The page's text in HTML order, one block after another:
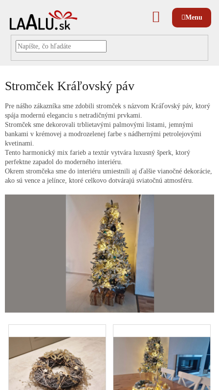
NÁKUPNÝ
KOŠÍK
Stromček Kráľovský páv
Pre nášho zákazníka sme zdobili stromček s názvom Kráľovský páv, ktorý
spája modernú eleganciu s netradičnými prvkami.
Stromček sme dekorovali trblietavými palmovými listami, jemnými
bankami v krémovej a modrozelenej farbe s nádhernými petrolejovými
kvetinami.
Tento harmonický mix farieb a textúr vytvára luxusný šperk, ktorý
perfektne zapadol do moderného interiéru.
Okrem stromčeka sme do interiéru umiestnili aj ďalšie vianočné dekorácie,
ako sú vence a jelínce, ktoré celkovo dotvárajú sviatočnú atmosféru.